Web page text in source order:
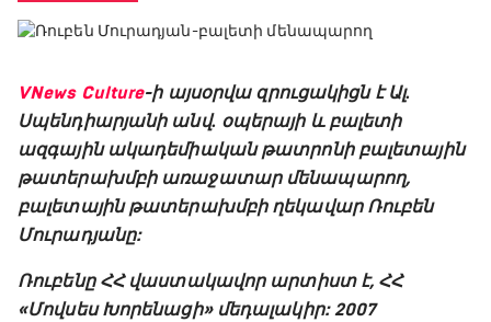
VNews Culture-ի այսօրվա զրուցակիցն է Ալ․
Սպենդիարյանի անվ․ օպերայի և բալետի
ազգային ակադեմիական թատրոնի բալետային
թատերախմբի առաջատար մենապարող,
բալետային թատերախմբի ղեկավար Ռուբեն
Մուրադյանը:
Ռուբենը ՀՀ վաստակավոր արտիստ է, ՀՀ
«Մովսես Խորենացի» մեդալակիր: 2007